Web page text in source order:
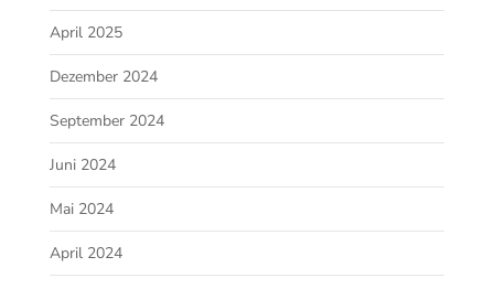
April 2025
Dezember 2024
September 2024
Juni 2024
Mai 2024
April 2024